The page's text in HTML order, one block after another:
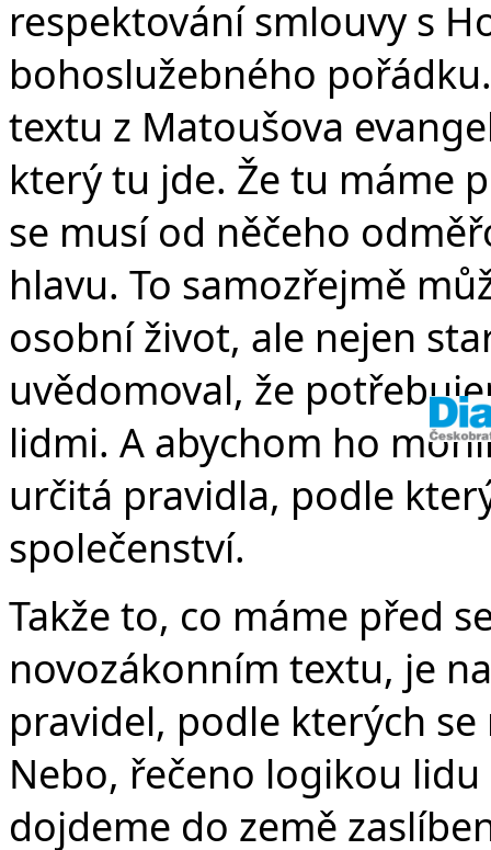
respektování smlouvy s
bohoslužebného
textu z Matoušova
který tu jde. Že tu máme
se musí od něčeho
hlavu. To samozřejmě
osobní život, ale nejen
uvědomoval, že
lidmi. A abychom ho
určitá pravidla, podle
společenství.
Takže to, co máme před
novozákonním textu, je
pravidel, podle kterých
Nebo, řečeno logikou
dojdeme do země